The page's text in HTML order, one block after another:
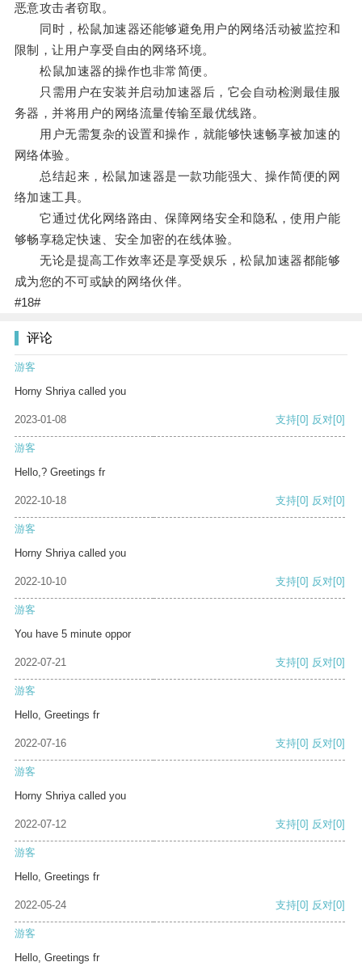
恶意攻击者窃取。
同时，松鼠加速器还能够避免用户的网络活动被监控和
限制，让用户享受自由的网络环境。
松鼠加速器的操作也非常简便。
只需用户在安装并启动加速器后，它会自动检测最佳服
务器，并将用户的网络流量传输至最优线路。
用户无需复杂的设置和操作，就能够快速畅享被加速的
网络体验。
总结起来，松鼠加速器是一款功能强大、操作简便的网
络加速工具。
它通过优化网络路由、保障网络安全和隐私，使用户能
够畅享稳定快速、安全加密的在线体验。
无论是提高工作效率还是享受娱乐，松鼠加速器都能够
成为您的不可或缺的网络伙伴。
#18#
评论
游客
Horny Shriya called you
2023-01-08 支持[0] 反对[0]
游客
Hello,? Greetings fr
2022-10-18 支持[0] 反对[0]
游客
Horny Shriya called you
2022-10-10 支持[0] 反对[0]
游客
You have 5 minute oppor
2022-07-21 支持[0] 反对[0]
游客
Hello, Greetings fr
2022-07-16 支持[0] 反对[0]
游客
Horny Shriya called you
2022-07-12 支持[0] 反对[0]
游客
Hello, Greetings fr
2022-05-24 支持[0] 反对[0]
游客
Hello, Greetings fr